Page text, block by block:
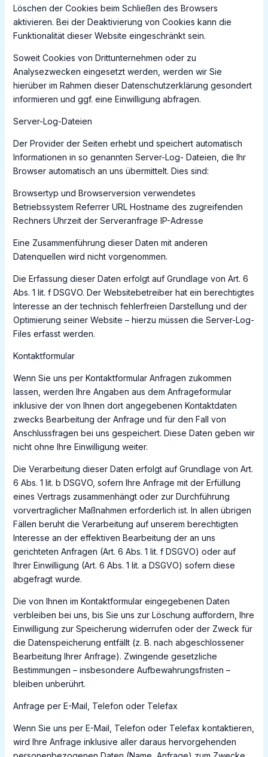
Löschen der Cookies beim Schließen des Browsers
aktivieren. Bei der Deaktivierung von Cookies kann die
Funktionalität dieser Website eingeschränkt sein.
Soweit Cookies von Drittunternehmen oder zu
Analysezwecken eingesetzt werden, werden wir Sie
hierüber im Rahmen dieser Datenschutzerklärung gesondert
informieren und ggf. eine Einwilligung abfragen.
Server-Log-Dateien
Der Provider der Seiten erhebt und speichert automatisch
Informationen in so genannten Server-Log- Dateien, die Ihr
Browser automatisch an uns übermittelt. Dies sind:
Browsertyp und Browserversion verwendetes
Betriebssystem Referrer URL Hostname des zugreifenden
Rechners Uhrzeit der Serveranfrage IP-Adresse
Eine Zusammenführung dieser Daten mit anderen
Datenquellen wird nicht vorgenommen.
Die Erfassung dieser Daten erfolgt auf Grundlage von Art. 6
Abs. 1 lit. f DSGVO. Der Websitebetreiber hat ein berechtigtes
Interesse an der technisch fehlerfreien Darstellung und der
Optimierung seiner Website – hierzu müssen die Server-Log-
Files erfasst werden.
Kontaktformular
Wenn Sie uns per Kontaktformular Anfragen zukommen
lassen, werden Ihre Angaben aus dem Anfrageformular
inklusive der von Ihnen dort angegebenen Kontaktdaten
zwecks Bearbeitung der Anfrage und für den Fall von
Anschlussfragen bei uns gespeichert. Diese Daten geben wir
nicht ohne Ihre Einwilligung weiter.
Die Verarbeitung dieser Daten erfolgt auf Grundlage von Art.
6 Abs. 1 lit. b DSGVO, sofern Ihre Anfrage mit der Erfüllung
eines Vertrags zusammenhängt oder zur Durchführung
vorvertraglicher Maßnahmen erforderlich ist. In allen übrigen
Fällen beruht die Verarbeitung auf unserem berechtigten
Interesse an der effektiven Bearbeitung der an uns
gerichteten Anfragen (Art. 6 Abs. 1 lit. f DSGVO) oder auf
Ihrer Einwilligung (Art. 6 Abs. 1 lit. a DSGVO) sofern diese
abgefragt wurde.
Die von Ihnen im Kontaktformular eingegebenen Daten
verbleiben bei uns, bis Sie uns zur Löschung auffordern, Ihre
Einwilligung zur Speicherung widerrufen oder der Zweck für
die Datenspeicherung entfällt (z. B. nach abgeschlossener
Bearbeitung Ihrer Anfrage). Zwingende gesetzliche
Bestimmungen – insbesondere Aufbewahrungsfristen –
bleiben unberührt.
Anfrage per E-Mail, Telefon oder Telefax
Wenn Sie uns per E-Mail, Telefon oder Telefax kontaktieren,
wird Ihre Anfrage inklusive aller daraus hervorgehenden